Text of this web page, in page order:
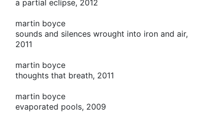
a partial eclipse, 2012
martin boyce
sounds and silences wrought into iron and air,
2011
martin boyce
thoughts that breath, 2011
martin boyce
evaporated pools, 2009